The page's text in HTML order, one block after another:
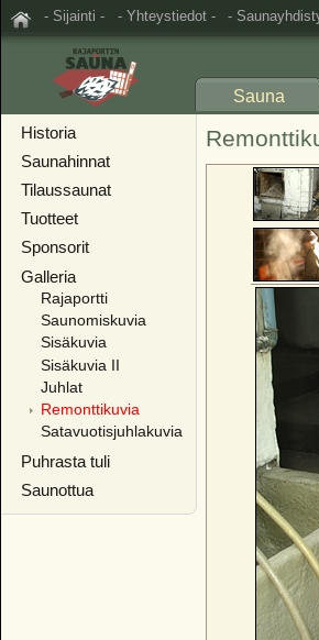
- Sijainti - - Yhteystiedot - -
Sauna
Historia
Saunahinnat
Tilaussaunat
Tuotteet
Sponsorit
Galleria
Rajaportti
Saunomiskuvia
Sisäkuvia
Sisäkuvia II
Juhlat
Remonttikuvia
Satavuotisjuhlakuvia
Puhrasta tuli
Saunottua